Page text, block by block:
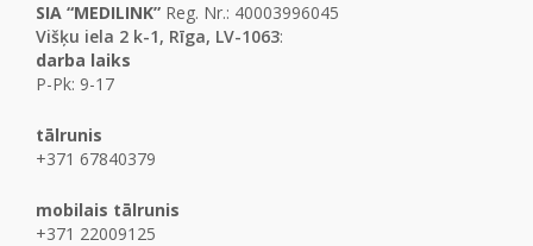
SIA “MEDILINK” Reg. Nr.: 40003996045
Višķu iela 2 k-1, Rīga, LV-1063:
darba laiks
P-Pk: 9-17
tālrunis
+371 67840379
mobilais tālrunis
+371 22009125